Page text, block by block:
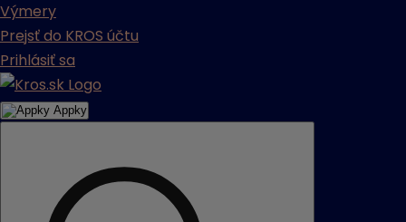
Výmery
Prejsť do KROS účtu
Prihlásiť sa
Appky